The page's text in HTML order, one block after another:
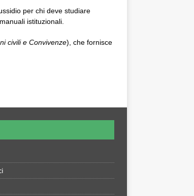
per chi deve studiare
istituzionali.
civili e Convivenze), che fornisce